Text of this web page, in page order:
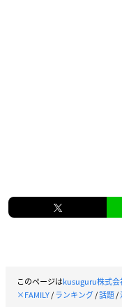
このページはkusuguru株式会
×FAMILY/ランキング/話題/